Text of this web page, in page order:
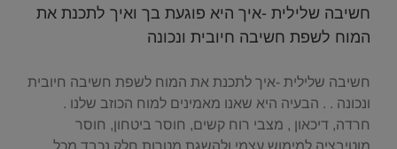
חשיבה שלילית -איך היא פוגעת בך ואיך לתכנת את
המוח לשפת חשיבה חיובית ונכונה
חשיבה שלילית -איך לתכנת את המוח לשפת חשיבה חיובית
ונכונה . . הבעיה היא שאנו מאמינים למוח הכוזב שלנו .
חרדה, דיכאון , מצבי רוח קשים, חוסר ביטחון, חוסר